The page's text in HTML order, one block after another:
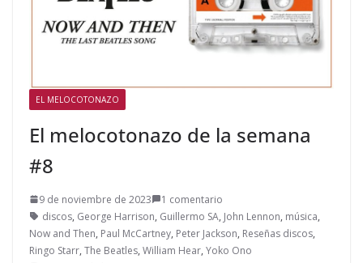
EL MELOCOTONAZO
El melocotonazo de la semana
#8
9 de noviembre de 2023
1 comentario
discos, George Harrison, Guillermo SA, John Lennon, música,
Now and Then, Paul McCartney, Peter Jackson, Reseñas discos,
Ringo Starr, The Beatles, William Hear, Yoko Ono